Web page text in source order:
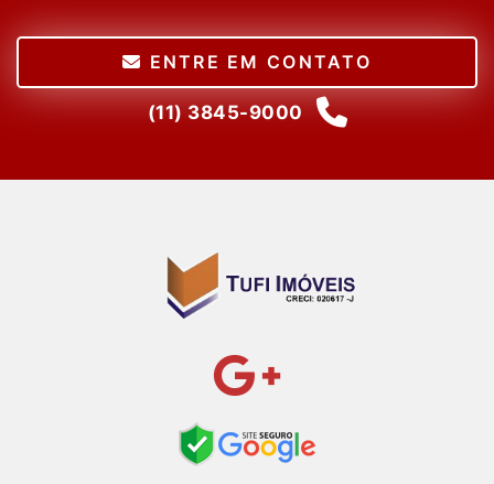
ENTRE EM CONTATO
(11) 3845-9000